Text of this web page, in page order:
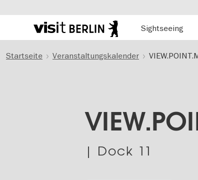
zum
Berlins
Tourismusportal
Sightseeing
Startseite Veranstaltungskalender
| Dock 11